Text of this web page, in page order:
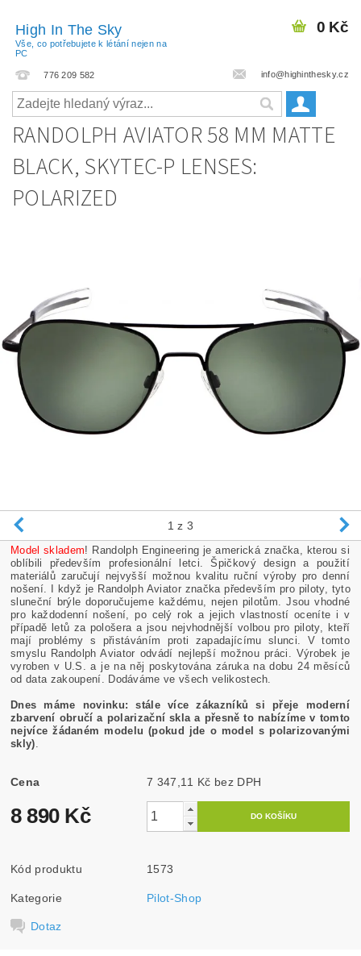
High In The Sky
Vše, co potřebujete k létání nejen na
PC
776 209 582 info@highinthesky.cz
0 Kč
RANDOLPH AVIATOR 58 MM MATTE
BLACK, SKYTEC-P LENSES:
POLARIZED
1 z 3
Model skladem! Randolph Engineering je americká značka, kterou si
oblíbili především profesionální letci. Špičkový design a použití
materiálů zaručují nejvyšší možnou kvalitu ruční výroby pro denní
nošení. I když je Randolph Aviator značka především pro piloty, tyto
sluneční brýle doporučujeme každému, nejen pilotům. Jsou vhodné
pro každodenní nošení, po celý rok a jejich vlastností oceníte i v
případě letů za pološera a jsou nejvhodnější volbou pro piloty, kteří
mají problémy s přistáváním proti zapadajícímu slunci. V tomto
smyslu Randolph Aviator odvádí nejlepší možnou práci. Výrobek je
vyroben v U.S. a je na něj poskytována záruka na dobu 24 měsíců
od data zakoupení. Dodáváme ve všech velikostech.
Dnes máme novinku: stále více zákazníků si přeje moderní
zbarvení obručí a polarizační skla a přesně to nabízíme v tomto
nejvíce žádaném modelu (pokud jde o model s polarizovanými
skly).
Cena 7 347,11 Kč bez DPH
8 890 Kč
Kód produktu 1573
Kategorie Pilot-Shop
Dotaz